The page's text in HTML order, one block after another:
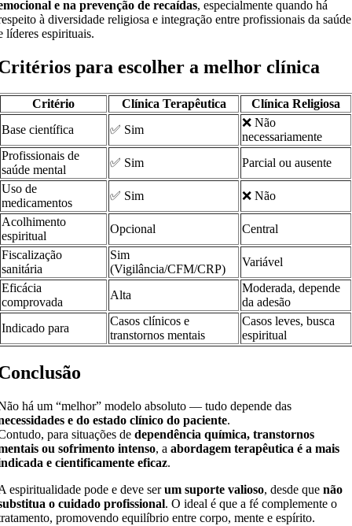
e na prevenção de recaídas, especialmente quando há
à diversidade religiosa e integração entre profissionais da saúde
líderes espirituais.
para escolher a melhor clínica
Critério Clínica Terapêutica
Clínica Religiosa
Base científica
✅ Sim
❌ Não
necessariamente
Profissionais de
saúde mental
✅ Sim
Parcial ou ausente
Uso de
medicamentos
✅ Sim
❌ Não
Acolhimento
espiritual
Opcional
Central
Fiscalização
sanitária
Sim
(Vigilância/CFM/CRP)
Variável
Eficácia
comprovada
Alta
Moderada, depende
da adesão
Indicado para
Casos clínicos e
transtornos mentais
Casos leves, busca
espiritual
há um “melhor” modelo absoluto — tudo depende das
e do estado clínico do paciente.
para situações dedependência química, transtornos
ou sofrimento intenso, aabordagem terapêutica é a mais
e cientificamente eficaz.
espiritualidade pode e deve serum suporte valioso, desde quenão
o cuidado profissional. O ideal é que a fé complemente o
promovendo equilíbrio entre corpo, mente e espírito.